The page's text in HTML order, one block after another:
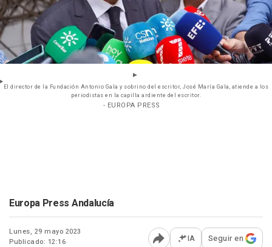
El director de la Fundación Antonio Gala y sobrino del escritor, José María Gala, atiende a los
periodistas en la capilla ardiente del escritor.
- EUROPA PRESS
Europa Press Andalucía
Lunes, 29 mayo 2023
Publicado: 12:16
IA Seguir en